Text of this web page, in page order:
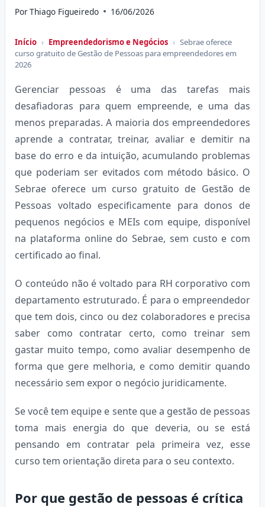
PorThiago Figueiredo 16/06/2026
Início › Empreendedorismo e Negócios › Sebrae oferece
curso gratuito de Gestão de Pessoas para empreendedores em
2026
Gerenciar pessoas é uma das tarefas mais
desafiadoras para quem empreende, e uma das
menos preparadas. A maioria dos empreendedores
aprende a contratar, treinar, avaliar e demitir na
base do erro e da intuição, acumulando problemas
que poderiam ser evitados com método básico. O
Sebrae oferece um curso gratuito de Gestão de
Pessoas voltado especificamente para donos de
pequenos negócios e MEIs com equipe, disponível
na plataforma online do Sebrae, sem custo e com
certificado ao final.
O conteúdo não é voltado para RH corporativo com
departamento estruturado. É para o empreendedor
que tem dois, cinco ou dez colaboradores e precisa
saber como contratar certo, como treinar sem
gastar muito tempo, como avaliar desempenho de
forma que gere melhoria, e como demitir quando
necessário sem expor o negócio juridicamente.
Se você tem equipe e sente que a gestão de pessoas
toma mais energia do que deveria, ou se está
pensando em contratar pela primeira vez, esse
curso tem orientação direta para o seu contexto.
Por que gestão de pessoas é crítica